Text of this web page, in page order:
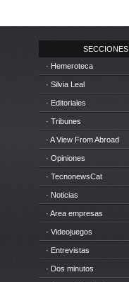
SECCIONES
· Hemeroteca
· Silvia Leal
· Editoriales
· Tribunes
· A View From Abroad
· Opiniones
· TecnonewsCat
· Noticias
· Area empresas
· Videojuegos
· Entrevistas
· Dos minutos